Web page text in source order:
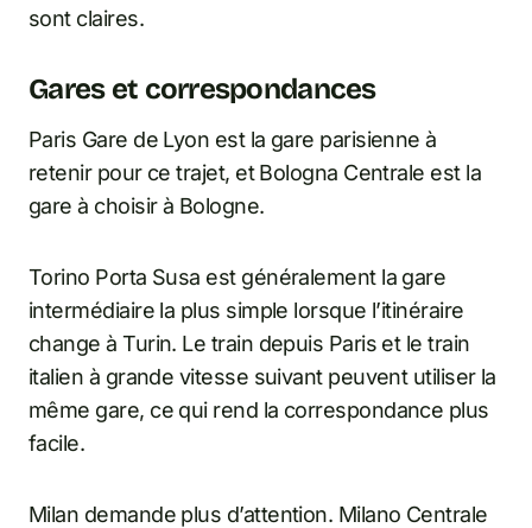
sont claires.
Gares et correspondances
Paris Gare de Lyon est la gare parisienne à
retenir pour ce trajet, et Bologna Centrale est la
gare à choisir à Bologne.
Torino Porta Susa est généralement la gare
intermédiaire la plus simple lorsque l’itinéraire
change à Turin. Le train depuis Paris et le train
italien à grande vitesse suivant peuvent utiliser la
même gare, ce qui rend la correspondance plus
facile.
Milan demande plus d’attention. Milano Centrale